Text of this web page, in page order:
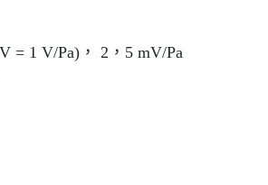
= 1 V/Pa)， 2，5 mV/Pa